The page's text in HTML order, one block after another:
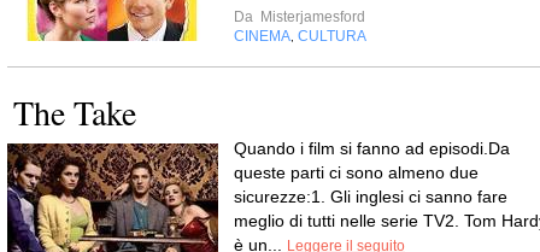
Da Misterjamesford
CINEMA CULTURA
The Take
Quando i film si fanno ad episodi.Da
queste parti ci sono almeno due
sicurezze:1. Gli inglesi ci sanno fare
meglio di tutti nelle serie TV2. Tom
è un...
Leggere il seguito